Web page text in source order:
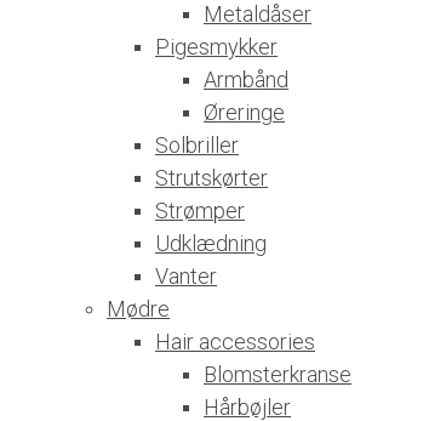
Metaldåser
Pigesmykker
Armbånd
Øreringe
Solbriller
Strutskørter
Strømper
Udklædning
Vanter
Mødre
Hair accessories
Blomsterkranse
Hårbøjler